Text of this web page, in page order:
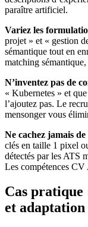
paraître artificiel.
Variez les
projet » et « gestion
sémantique tout en
matching
N’inventez pas de
« Kubernetes » et
l’ajoutez pas. Le
mensonger vous
Ne cachez jamais de
clés en taille 1 pixel
détectés par les ATS
Les compétences
Cas pratique
et